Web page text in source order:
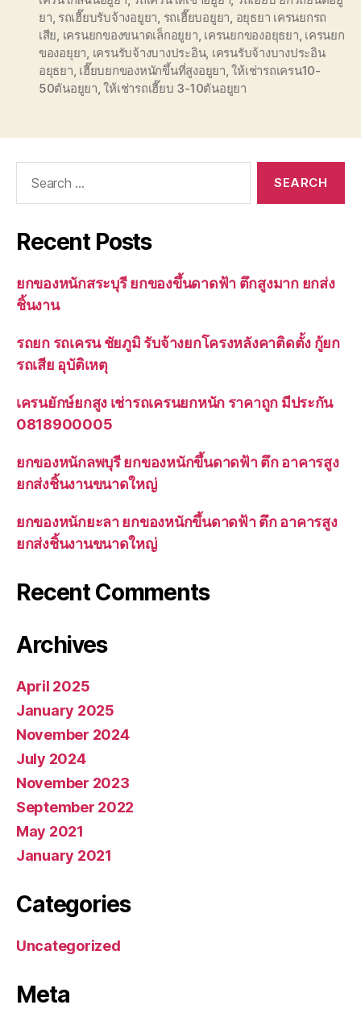
ยา รถเฮี๊ยบรับจ้างอยูยา รถเฮี๊ยบอยูยา อยุธยา เครนยกรถ
เสีย เครนยกของขนาดเล็กอยูยา เครนยกของอยุธยา เครนยก
ของอยุยา เครนรับจ้างบางประอิน, เครนรับจ้างบางประอิน
อยุธยา เฮี๊ยบยกของหนักขึ้นที่สูงอยูยา ,ให้เช่ารถเครน10-
50ตันอยูยา ,ให้เช่ารถเฮี๊ยบ 3-10ตันอยูยา
Recent Posts
ยกของหนักสระบุรี ยกของขึ้นดาดฟ้า ตึกสูงมาก ยกส่ง
ชิ้นงาน
รถยก รถเครน ชัยภูมิ รับจ้างยกโครงหลังคาติดตั้ง กู้ยก
รถเสีย อุบัติเหตุ
เครนยักษ์ยกสูง เช่ารถเครนยกหนัก ราคาถูก มีประกัน
0818900005
ยกของหนักลพบุรี ยกของหนักขึ้นดาดฟ้า ตึก อาคารสูง
ยกส่งชิ้นงานขนาดใหญ่
ยกของหนักยะลา ยกของหนักขึ้นดาดฟ้า ตึก อาคารสูง
ยกส่งชิ้นงานขนาดใหญ่
Recent Comments
Archives
April 2025
January 2025
November 2024
July 2024
November 2023
September 2022
May 2021
January 2021
Categories
Uncategorized
Meta